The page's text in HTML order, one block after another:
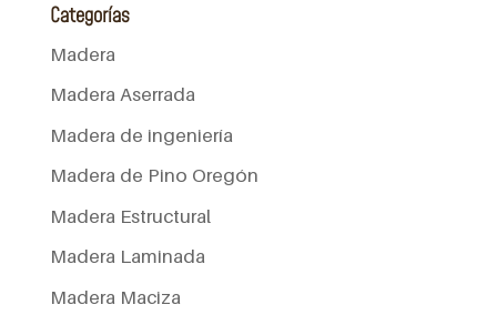
Categorías
Madera
Madera Aserrada
Madera de ingeniería
Madera de Pino Oregón
Madera Estructural
Madera Laminada
Madera Maciza